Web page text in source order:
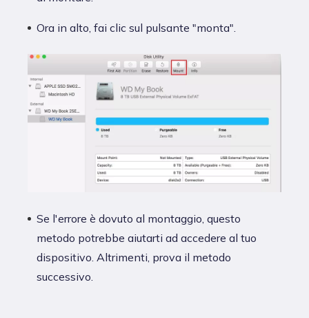
Ora in alto, fai clic sul pulsante "monta".
Se l'errore è dovuto al montaggio, questo
metodo potrebbe aiutarti ad accedere al tuo
dispositivo. Altrimenti, prova il metodo
successivo.